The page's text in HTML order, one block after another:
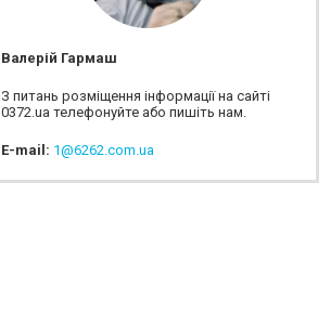
Валерій Гармаш
З питань розміщення інформації на сайті
0372.ua телефонуйте або пишіть нам.
E-mail: 1@6262.com.ua